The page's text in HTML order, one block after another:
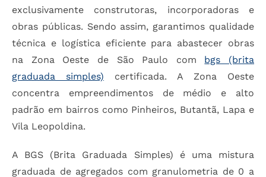
exclusivamente construtoras, incorporadoras e
obras públicas. Sendo assim, garantimos qualidade
técnica e logística eficiente para abastecer obras
na Zona Oeste de São Paulo com bgs (brita
graduada simples) certificada. A Zona Oeste
concentra empreendimentos de médio e alto
padrão em bairros como Pinheiros, Butantã, Lapa e
Vila Leopoldina.
A BGS (Brita Graduada Simples) é uma mistura
graduada de agregados com granulometria de 0 a